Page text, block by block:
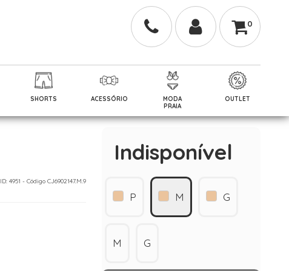
0
SHORTS ACESSÓRIO
MODA
PRAIA
OUTLET
ID: 4951 - Código CJ6902147.M.9
Indisponível
P M G
M G